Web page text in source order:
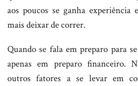
aos poucos se ganha experiência
mais deixar de correr.
Quando se fala em preparo para
apenas em preparo financeiro.
outros fatores a se levar em